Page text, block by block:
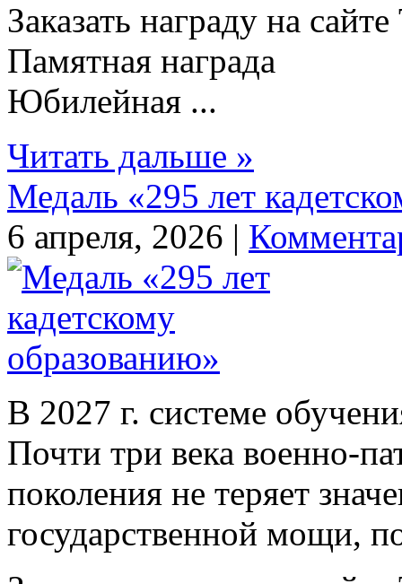
Заказать награду на
Памятная награда
Юбилейная ...
Читать дальше »
Медаль «295 лет
6 апреля, 2026 |
В 2027 г. системе
Почти три века военно-
поколения не теряет
государственной мощи,